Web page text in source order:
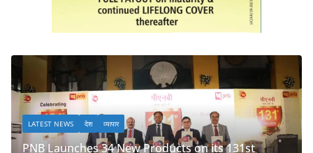
व्यापार
New Products on its 131st
LATEST NEWS देश व्यापार